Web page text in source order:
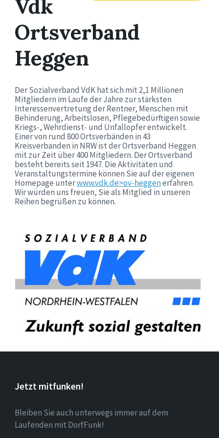
Vdk
Ortsverband
Heggen
Der Sozialverband VdK hat sich mit 2,1 Millionen
Mitgliedern im Laufe der Jahre zur stärksten
Interessenvertretung der Rentner, Menschen mit
Behinderung, Arbeitslosen, Pflegebedürftigen sowie
Kriegs-, Wehrdienst- und Unfallopfer entwickelt.
Einer von rund 800 Ortsverbänden in 43
Kreisverbanden in NRW ist der Ortsverband Heggen
mit zur Zeit über 400 Mitgliedern. Der Ortsverband
besteht bereits seit 1947. Die Aktivitäten und
Veranstaltungstermine können Sie auf der eigenen
Homepage unterwww.vdk.de>ov-heggenerfahren.
Wir würden uns freuen, Sie als Mitglied in unseren
Reihen begrüßen zu können.
Jetzt mitfunken!
Bleiben Sie auch unterwegs immer auf dem
Laufenden mit DorfFunk!